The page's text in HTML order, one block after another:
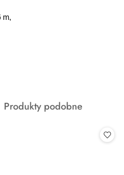
m,
Produkty
Produkty podobne